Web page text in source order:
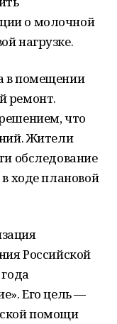
о молочной
нагрузке.
в помещении
ремонт.
что
Жители
обследование
ходе плановой
Российской
Его цель —
помощи